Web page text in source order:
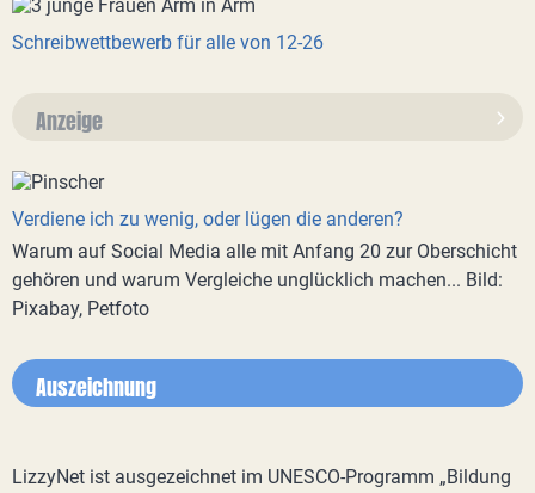
Schreibwettbewerb für alle von 12-26
Anzeige
Verdiene ich zu wenig, oder lügen die anderen?
Warum auf Social Media alle mit Anfang 20 zur Oberschicht
gehören und warum Vergleiche unglücklich machen... Bild:
Pixabay, Petfoto
Auszeichnung
LizzyNet ist ausgezeichnet im UNESCO-Programm „Bildung